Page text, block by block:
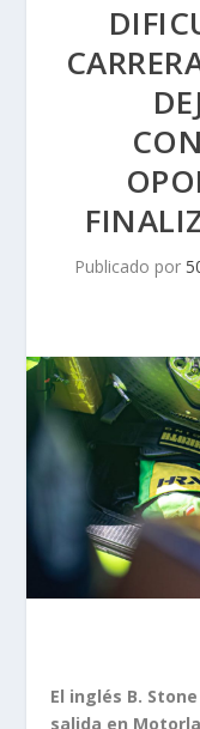
Publicado por
El inglés B.
salida en